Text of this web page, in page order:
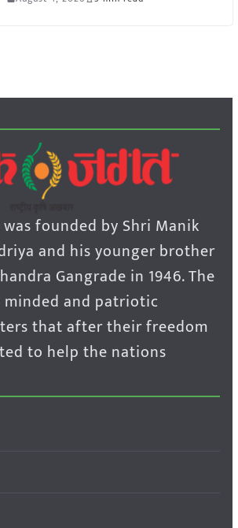
founded by Shri Manik
and his younger brother
Gangrade in 1946. The
and patriotic
that after their freedom
to help the nations